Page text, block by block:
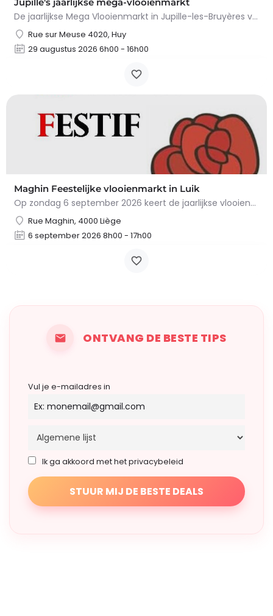
De jaarlijkse Mega Vlooienmarkt in Jupille-les-Bruyères vindt plaats op Place Gilles Étienne en…
Rue sur Meuse 4020, Huy
29 augustus 2026 6h00 - 16h00
Maghin Feestelijke vlooienmarkt in Luik
Op zondag 6 september 2026 keert de jaarlijkse vlooienmarkt in de Straat van Maghin, in de wijk…
Rue Maghin, 4000 Liège
6 september 2026 8h00 - 17h00
ONTVANG DE BESTE TIPS
Vul je e-mailadres in
Ik ga akkoord met het privacybeleid